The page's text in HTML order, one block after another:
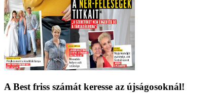
A Best friss számát keresse az újságosoknál!